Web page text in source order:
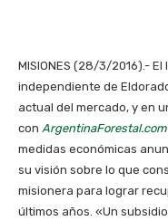
MISIONES (28/3/2016).-
independiente de
actual del mercado, y en
con ArgentinaForestal.com
medidas económicas
su visión sobre lo que
misionera para lograr
últimos años. «Un